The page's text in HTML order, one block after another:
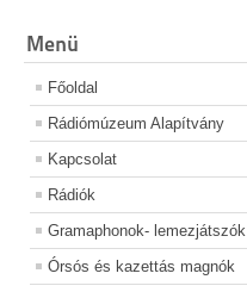
Menü
Főoldal
Rádiómúzeum Alapítvány
Kapcsolat
Rádiók
Gramaphonok- lemezjátszók
Órsós és kazettás magnók